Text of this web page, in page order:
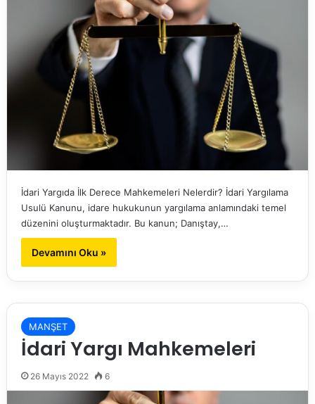
İdari Yargıda İlk Derece Mahkemeleri Nelerdir? İdari Yargılama
Usulü Kanunu, idare hukukunun yargılama anlamındaki temel
düzenini oluşturmaktadır. Bu kanun; Danıştay,…
Devamını Oku »
MANŞET
İdari Yargı Mahkemeleri
26 Mayıs 2022 6